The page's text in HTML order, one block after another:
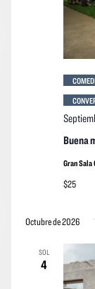
Buena
Gran Sala
$25
Octubre de 2026
SOL
4